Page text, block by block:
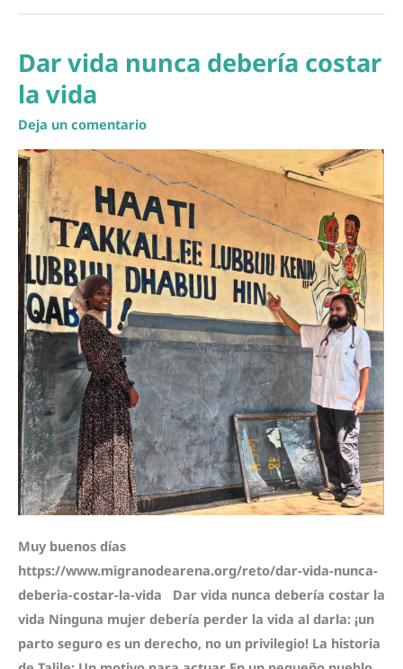
manos
vidas:
el
poderoso
testimonio
de
Adanech,
la
matrona
rural
en
Etiopía
Dar vida nunca debería costar
la vida
Deja un comentario
Muy buenos días
https://www.migranodearena.org/reto/dar-vida-nunca-
deberia-costar-la-vida Dar vida nunca debería costar la
vida Ninguna mujer debería perder la vida al darla: ¡un
parto seguro es un derecho, no un privilegio! La historia